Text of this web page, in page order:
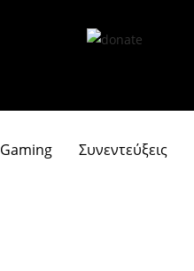
Gaming Συνεντεύξεις